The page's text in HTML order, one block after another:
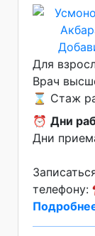
Для
Врач
⌛ Стаж
⏰ Дни
Дни